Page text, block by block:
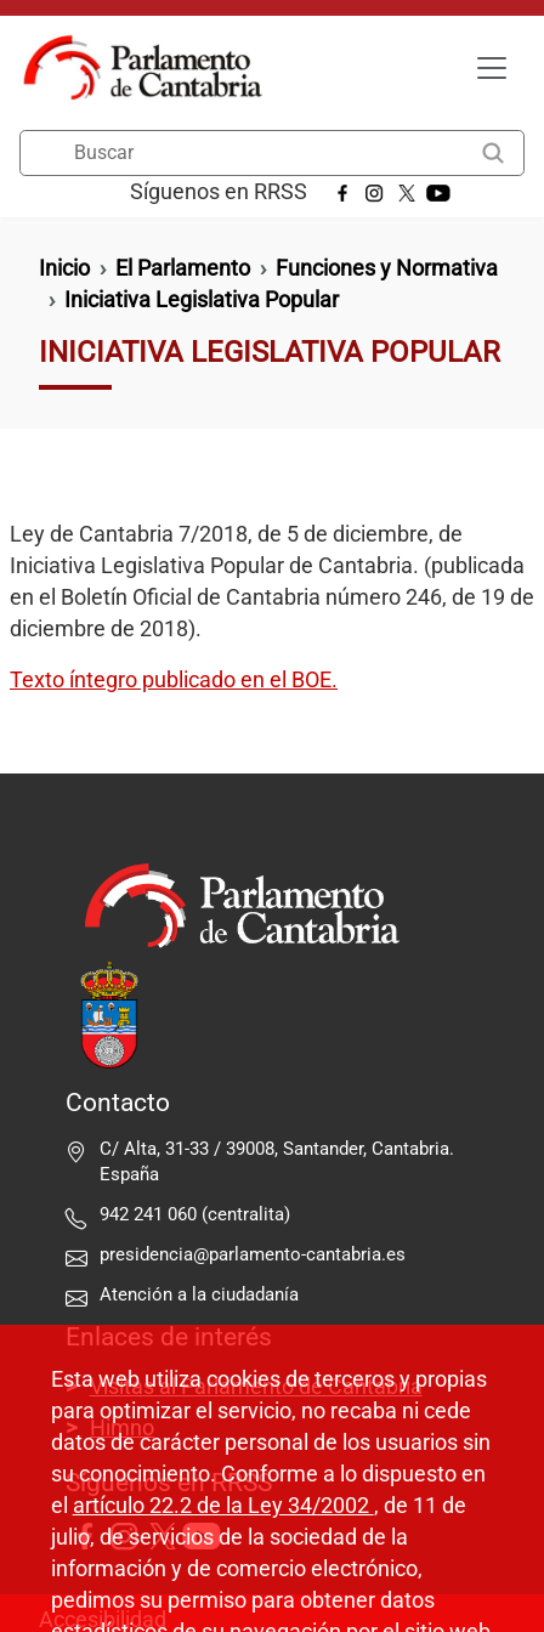
Pasar al contenido principal
Síguenos en RRSS
Ruta de navegación
Inicio El Parlamento
Funciones y Normativa
Iniciativa Legislativa Popular
INICIATIVA LEGISLATIVA POPULAR
Ley de Cantabria 7/2018, de 5 de diciembre, de
Iniciativa Legislativa Popular de Cantabria. (publicada
en el Boletín Oficial de Cantabria número 246, de 19 de
diciembre de 2018).
Texto íntegro publicado en el BOE.
Contacto
C/ Alta, 31-33 / 39008, Santander, Cantabria.
España
942 241 060 (centralita)
presidencia@parlamento-cantabria.es
Atención a la ciudadanía
Enlaces de interés
Visitas al Parlamento de Cantabria
Himno
Síguenos en RRSS
Pie de página
Accesibilidad
Esta web utiliza cookies de terceros y propias
para optimizar el servicio, no recaba ni cede
datos de carácter personal de los usuarios sin
su conocimiento. Conforme a lo dispuesto en
el artículo 22.2 de la Ley 34/2002 , de 11 de
julio, de servicios de la sociedad de la
información y de comercio electrónico,
pedimos su permiso para obtener datos